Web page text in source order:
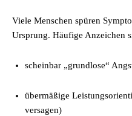
Viele Menschen spüren
Ursprung. Häufige Anzeichen
scheinbar „grundlose“
übermäßige
versagen)